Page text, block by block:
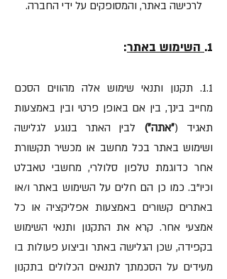
לרכישה באתר, והמסופקים על ידי החברה.
1. השימוש באתר:
1.1. תקנון ותנאי שימוש אלה מהווים הסכם
מחייב בינך, בין אם באופן פרטי ובין באמצעות
תאגיד (״אתה״) לבין האתר בנוגע לגלישה
ושימוש באתר בכל מחשב או מכשיר תקשורת
אחר כדוגמת טלפון סלולרי, מחשבי טאבלט
וכיו"ב. כמו כן הם חלים על השימוש באתר ו/או
באתרים קשורים באמצעות אפליקציה או כל
אמצעי אחר. קרא את התקנון ותנאי השימוש
בקפידה, שכן הגלישה באתר וביצוע פעולות בו
מעידים על הסכמתך לתנאים הכלולים בתקנון